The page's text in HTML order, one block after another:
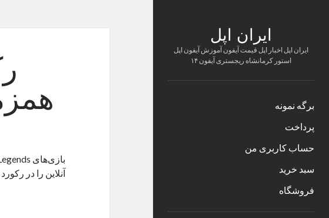
ایران اپل
ایران اپل اخبار اپل قیمت آیفون آموزش آیفون اپل
استور کرمانشاه ریجستری آیفون ۱۴
برگه نمونه
پرداخت
حساب کاربری من
سبد خرید
فروشگاه
آنلاین را در